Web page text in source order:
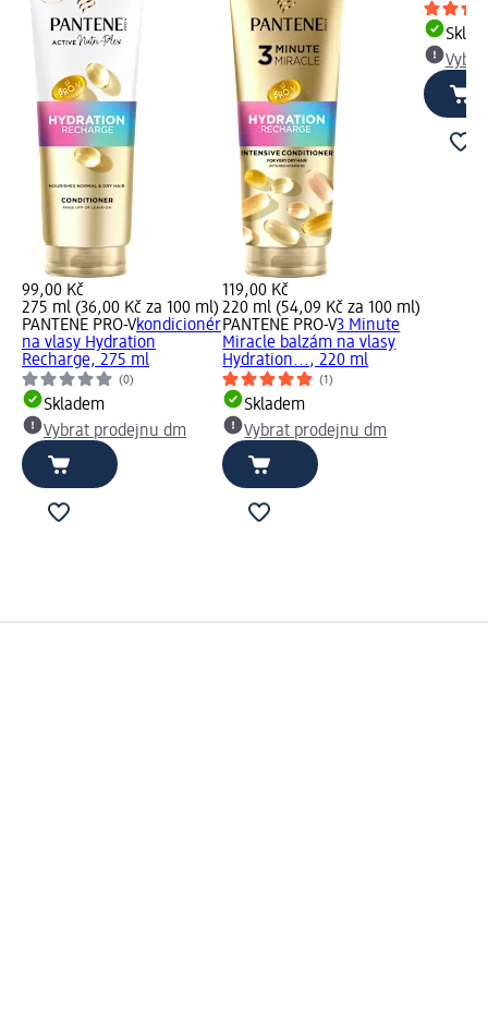
99,00 Kč
275 ml (36,00 Kč za 100 ml)
PANTENE PRO-Vkondicionér
na vlasy Hydration
Recharge, 275 ml
(0)
Skladem
Vybrat prodejnu dm
119,00 Kč
220 ml (54,09 Kč za 100 ml)
PANTENE PRO-V3 Minute
Miracle balzám na vlasy
Hydration..., 220 ml
(1)
Skladem
Vybrat prodejnu dm